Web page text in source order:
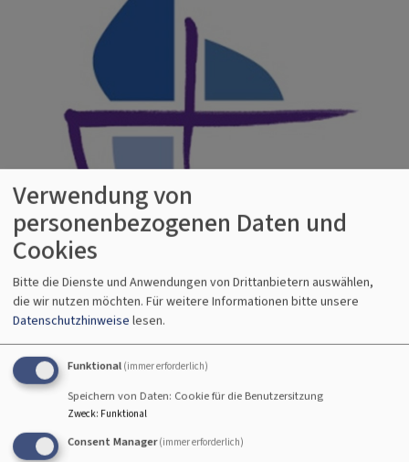
St. Markus Kleinostheim - Mainaschaff -
Stockstadt
sichtbar evangelisch
Hauptnavigation
Verwendung von
personenbezogenen Daten und
Cookies
Bitte die Dienste und Anwendungen von Drittanbietern auswählen,
die wir nutzen möchten. Für weitere Informationen bitte unsere
Datenschutzhinweise lesen.
Funktional (immer erforderlich)
Speichern von Daten: Cookie für die Benutzersitzung
Zweck: Funktional
Consent Manager (immer erforderlich)